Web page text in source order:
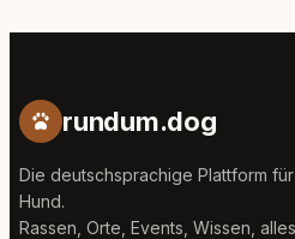
rundum.dog
Die deutschsprachige Plattform
Hund.
Rassen, Orte, Events, Wissen,